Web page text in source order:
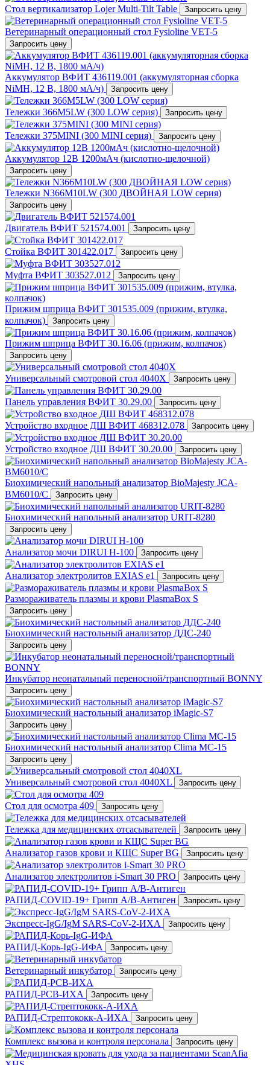
Стол вертикализатор Lojer Multi-Tilt Table Запросить цену
Ветеринарный операционный стол Fysioline VET-5
Запросить цену
Аккумулятор ВФИТ 436119.001 (аккумуляторная сборка
NiMH, 12 В, 1800 мА/ч)
Запросить цену
Тележки 366M5LW (300 LOW серия) Запросить цену
Тележки 375MINI (300 MINI серия) Запросить цену
Аккумулятор 12В 1200мАч (кислотно-щелочной)
Запросить цену
Тележки N366M10LW (300 ДВОЙНАЯ LOW серия)
Запросить цену
Двигатель ВФИТ 521574.001 Запросить цену
Стойка ВФИТ 301422.017 Запросить цену
Муфта ВФИТ 303527.012 Запросить цену
Прижим шприца ВФИТ 301535.009 (прижим, втулка,
колпачок)
Запросить цену
Прижим шприца ВФИТ 30.16.06 (прижим, колпачок)
Запросить цену
Универсальный смотровой стол 4040X Запросить цену
Панель управления ВФИТ 30.29.00 Запросить цену
Устройство входное ДШ ВФИТ 468312.078 Запросить цену
Устройство входное ДШ ВФИТ 30.20.00 Запросить цену
Биохимический напольный анализатор BioMajesty JCA-
BM6010/C
Запросить цену
Биохимический напольный анализатор URIT-8280
Запросить цену
Анализатор мочи DIRUI Н-100 Запросить цену
Анализатор электролитов EXIAS e1 Запросить цену
Размораживатель плазмы и крови PlasmaBox S
Запросить цену
Биохимический настольный анализатор ДДС-240
Запросить цену
Инкубатор неонатальный переносной/транспортный BONNY
Запросить цену
Биохимический настольный анализатор iMagic-S7
Запросить цену
Биохимический настольный анализатор Сlima MC-15
Запросить цену
Универсальный смотровой стол 4040XL Запросить цену
Стол для осмотра 409 Запросить цену
Тележка для медицинских отсасывателей Запросить цену
Анализатор газов крови и КЩС Super BG Запросить цену
Анализатор электролитов i-Smart 30 PRO Запросить цену
РАПИД-COVID-19+ Грипп A/B-Антиген Запросить цену
Экспресс-IgG/IgM SARS-CoV-2-ИХА Запросить цену
РАПИД-Корь-IgG-ИФА Запросить цену
Ветеринарный инкубатор Запросить цену
РАПИД-РСВ-ИХА Запросить цену
РАПИД-Стрептококк-А-ИХА Запросить цену
Комплекс вызова и контроля персонала Запросить цену